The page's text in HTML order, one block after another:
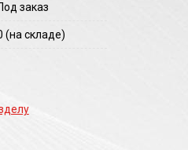
заказ
(на складе)